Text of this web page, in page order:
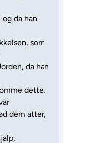
og da han
som
da han
dette,
dem atter,